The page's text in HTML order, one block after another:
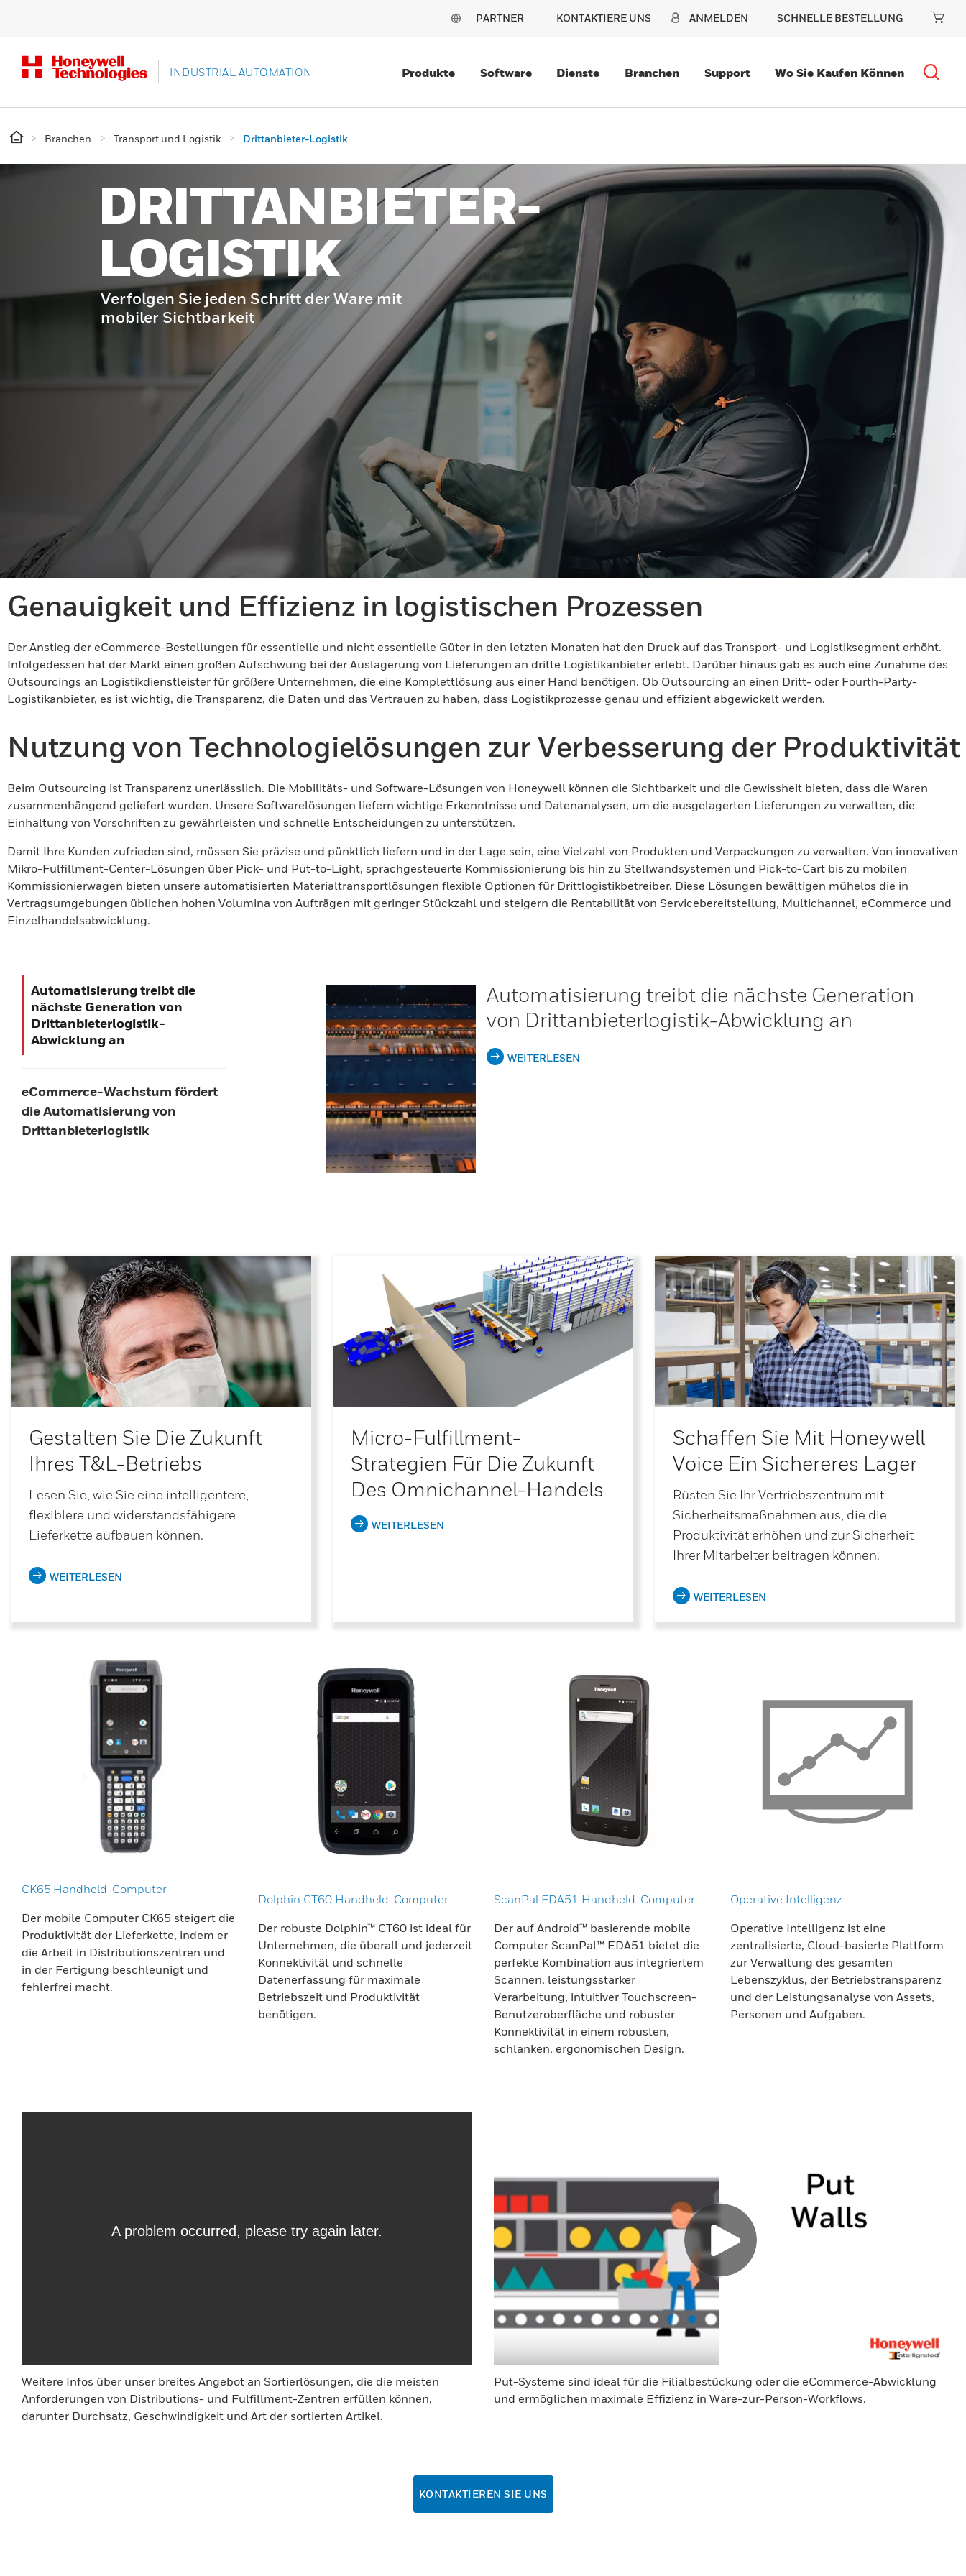
PARTNER KONTAKTIERE UNS ANMELDEN SCHNELLE BESTELLUNG
INDUSTRIAL AUTOMATION Produkte Software Dienste Branchen Support Wo Sie Kaufen Können
Branchen Transport und Logistik Drittanbieter-Logistik
DRITTANBIETER-
LOGISTIK
Verfolgen Sie jeden Schritt der Ware mit
mobiler Sichtbarkeit
Genauigkeit und Effizienz in logistischen Prozessen
Der Anstieg der eCommerce-Bestellungen für essentielle und nicht essentielle Güter in den letzten Monaten hat den Druck auf das Transport- und Logistiksegment erhöht.
Infolgedessen hat der Markt einen großen Aufschwung bei der Auslagerung von Lieferungen an dritte Logistikanbieter erlebt. Darüber hinaus gab es auch eine Zunahme des
Outsourcings an Logistikdienstleister für größere Unternehmen, die eine Komplettlösung aus einer Hand benötigen. Ob Outsourcing an einen Dritt- oder Fourth-Party-
Logistikanbieter, es ist wichtig, die Transparenz, die Daten und das Vertrauen zu haben, dass Logistikprozesse genau und effizient abgewickelt werden.
Nutzung von Technologielösungen zur Verbesserung der Produktivität
Beim Outsourcing ist Transparenz unerlässlich. Die Mobilitäts- und Software-Lösungen von Honeywell können die Sichtbarkeit und die Gewissheit bieten, dass die Waren
zusammenhängend geliefert wurden. Unsere Softwarelösungen liefern wichtige Erkenntnisse und Datenanalysen, um die ausgelagerten Lieferungen zu verwalten, die
Einhaltung von Vorschriften zu gewährleisten und schnelle Entscheidungen zu unterstützen.
Damit Ihre Kunden zufrieden sind, müssen Sie präzise und pünktlich liefern und in der Lage sein, eine Vielzahl von Produkten und Verpackungen zu verwalten. Von innovativen
Mikro-Fulfillment-Center-Lösungen über Pick- und Put-to-Light, sprachgesteuerte Kommissionierung bis hin zu Stellwandsystemen und Pick-to-Cart bis zu mobilen
Kommissionierwagen bieten unsere automatisierten Materialtransportlösungen flexible Optionen für Drittlogistikbetreiber. Diese Lösungen bewältigen mühelos die in
Vertragsumgebungen üblichen hohen Volumina von Aufträgen mit geringer Stückzahl und steigern die Rentabilität von Servicebereitstellung, Multichannel, eCommerce und
Einzelhandelsabwicklung.
Automatisierung treibt die
nächste Generation von
Drittanbieterlogistik-
Abwicklung an
eCommerce-Wachstum fördert
die Automatisierung von
Drittanbieterlogistik
Automatisierung treibt die nächste Generation
von Drittanbieterlogistik-Abwicklung an
WEITERLESEN
Gestalten Sie Die Zukunft
Ihres T&L-Betriebs
Lesen Sie, wie Sie eine intelligentere,
flexiblere und widerstandsfähigere
Lieferkette aufbauen können.
WEITERLESEN
Micro-Fulfillment-
Strategien Für Die Zukunft
Des Omnichannel-Handels
WEITERLESEN
Schaffen Sie Mit Honeywell
Voice Ein Sichereres Lager
Rüsten Sie Ihr Vertriebszentrum mit
Sicherheitsmaßnahmen aus, die die
Produktivität erhöhen und zur Sicherheit
Ihrer Mitarbeiter beitragen können.
WEITERLESEN
CK65 Handheld-Computer
Der mobile Computer CK65 steigert die
Produktivität der Lieferkette, indem er
die Arbeit in Distributionszentren und
in der Fertigung beschleunigt und
fehlerfrei macht.
Dolphin CT60 Handheld-Computer
Der robuste Dolphin™ CT60 ist ideal für
Unternehmen, die überall und jederzeit
Konnektivität und schnelle
Datenerfassung für maximale
Betriebszeit und Produktivität
benötigen.
ScanPal EDA51 Handheld-Computer
Der auf Android™ basierende mobile
Computer ScanPal™ EDA51 bietet die
perfekte Kombination aus integriertem
Scannen, leistungsstarker
Verarbeitung, intuitiver Touchscreen-
Benutzeroberfläche und robuster
Konnektivität in einem robusten,
schlanken, ergonomischen Design.
Operative Intelligenz
Operative Intelligenz ist eine
zentralisierte, Cloud-basierte Plattform
zur Verwaltung des gesamten
Lebenszyklus, der Betriebstransparenz
und der Leistungsanalyse von Assets,
Personen und Aufgaben.
Weitere Infos über unser breites Angebot an Sortierlösungen, die die meisten
Anforderungen von Distributions- und Fulfillment-Zentren erfüllen können,
darunter Durchsatz, Geschwindigkeit und Art der sortierten Artikel.
Put-Systeme sind ideal für die Filialbestückung oder die eCommerce-Abwicklung
und ermöglichen maximale Effizienz in Ware-zur-Person-Workflows.
KONTAKTIEREN SIE UNS